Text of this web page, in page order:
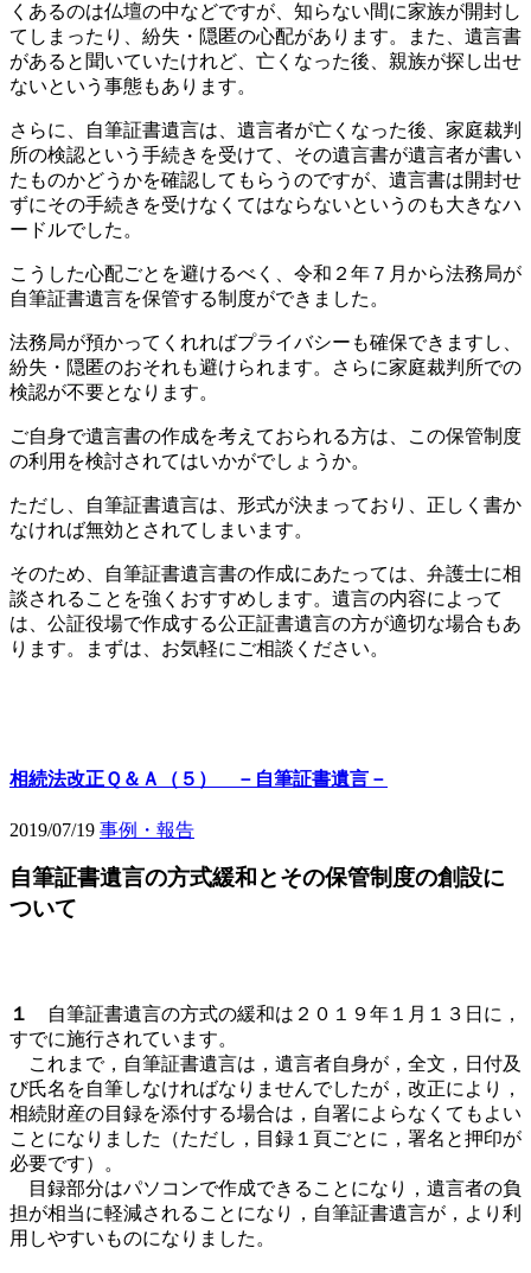
くあるのは仏壇の中などですが、知らない間に家族が開封し
てしまったり、紛失・隠匿の心配があります。また、遺言書
があると聞いていたけれど、亡くなった後、親族が探し出せ
ないという事態もあります。
さらに、自筆証書遺言は、遺言者が亡くなった後、家庭裁判
所の検認という手続きを受けて、その遺言書が遺言者が書い
たものかどうかを確認してもらうのですが、遺言書は開封せ
ずにその手続きを受けなくてはならないというのも大きなハ
ードルでした。
こうした心配ごとを避けるべく、令和２年７月から法務局が
自筆証書遺言を保管する制度ができました。
法務局が預かってくれればプライバシーも確保できますし、
紛失・隠匿のおそれも避けられます。さらに家庭裁判所での
検認が不要となります。
ご自身で遺言書の作成を考えておられる方は、この保管制度
の利用を検討されてはいかがでしょうか。
ただし、自筆証書遺言は、形式が決まっており、正しく書か
なければ無効とされてしまいます。
そのため、自筆証書遺言書の作成にあたっては、弁護士に相
談されることを強くおすすめします。遺言の内容によって
は、公証役場で作成する公正証書遺言の方が適切な場合もあ
ります。まずは、お気軽にご相談ください。
相続法改正Ｑ＆Ａ（５） －自筆証書遺言－
2019/07/19 事例・報告
自筆証書遺言の方式緩和とその保管制度の創設に
ついて
１
自筆証書遺言の方式の緩和は２０１９年１月１３日に，
すでに施行されています。
これまで，自筆証書遺言は，遺言者自身が，全文，日付及
び氏名を自筆しなければなりませんでしたが，改正により，
相続財産の目録を添付する場合は，自署によらなくてもよい
ことになりました（ただし，目録１頁ごとに，署名と押印が
必要です）。
目録部分はパソコンで作成できることになり，遺言者の負
担が相当に軽減されることになり，自筆証書遺言が，より利
用しやすいものになりました。